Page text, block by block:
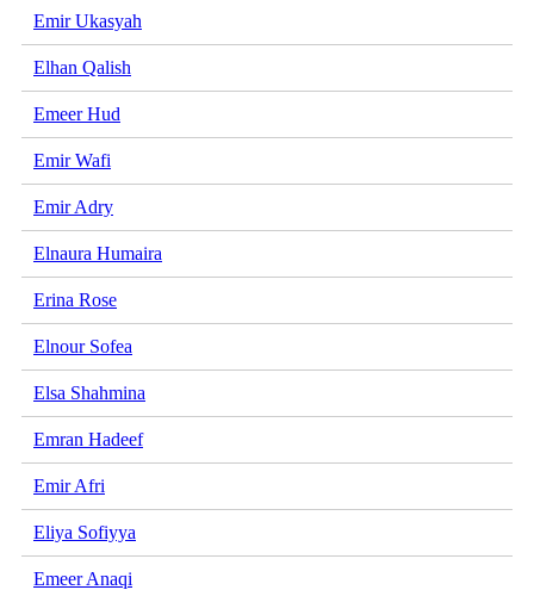
Emir Ukasyah
Elhan Qalish
Emeer Hud
Emir Wafi
Emir Adry
Elnaura Humaira
Erina Rose
Elnour Sofea
Elsa Shahmina
Emran Hadeef
Emir Afri
Eliya Sofiyya
Emeer Anaqi